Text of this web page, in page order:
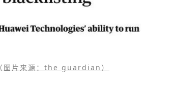
（图片来源：the guardian）